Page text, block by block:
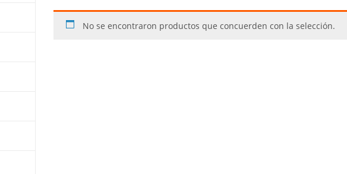
No se encontraron productos que concuerden con la selección.